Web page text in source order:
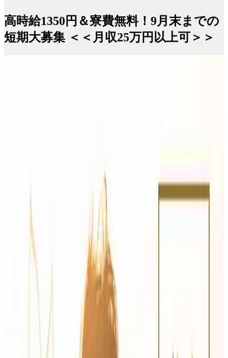
高時給1350円＆寮費無料！9月末までの
短期大募集 ＜＜月収25万円以上可＞＞